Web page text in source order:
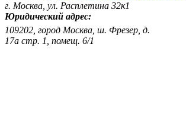
г. Москва, ул. Расплетина 32к1
Юридический адрес:
109202, город Москва, ш. Фрезер, д.
17а стр. 1, помещ. 6/1